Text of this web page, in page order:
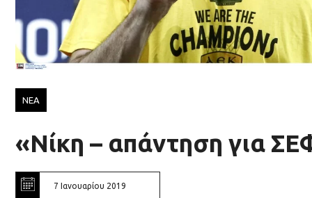
ΝΕΑ
«Νίκη – απάντηση για
7 Ιανουαρίου 2019